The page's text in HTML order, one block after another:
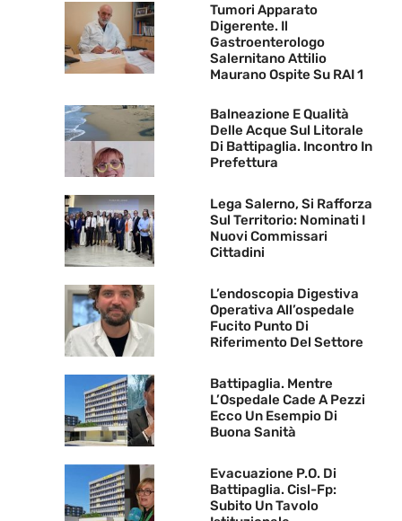
Tumori Apparato
Digerente. Il
Gastroenterologo
Salernitano Attilio
Maurano Ospite Su RAI 1
Balneazione E Qualità
Delle Acque Sul Litorale
Di Battipaglia. Incontro In
Prefettura
Lega Salerno, Si Rafforza
Sul Territorio: Nominati I
Nuovi Commissari
Cittadini
L’endoscopia Digestiva
Operativa All’ospedale
Fucito Punto Di
Riferimento Del Settore
Battipaglia. Mentre
L’Ospedale Cade A Pezzi
Ecco Un Esempio Di
Buona Sanità
Evacuazione P.O. Di
Battipaglia. Cisl-Fp:
Subito Un Tavolo